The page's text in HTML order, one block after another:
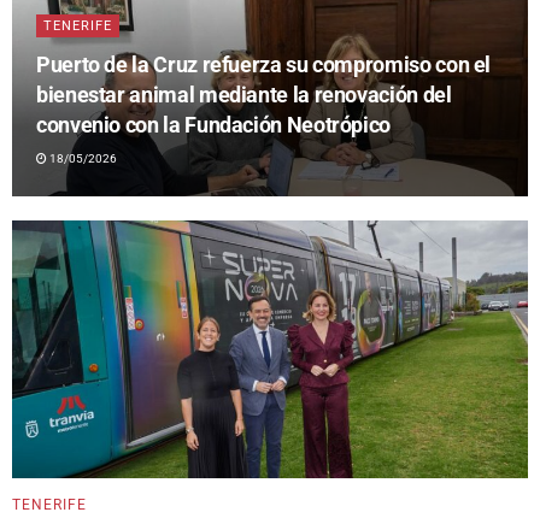
TENERIFE
Puerto de la Cruz refuerza su compromiso con el
bienestar animal mediante la renovación del
convenio con la Fundación Neotrópico
18/05/2026
TENERIFE